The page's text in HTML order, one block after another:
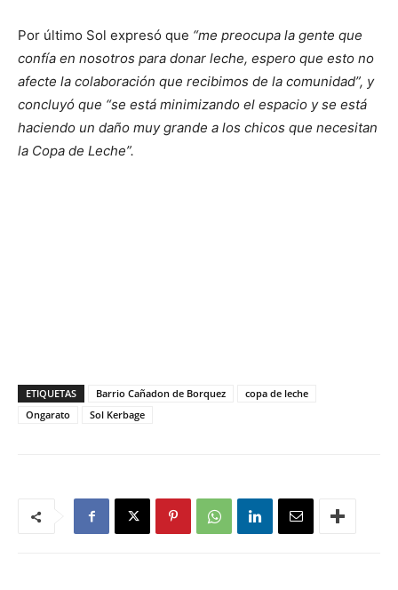
Por último Sol expresó que “me preocupa la gente que
confía en nosotros para donar leche, espero que esto no
afecte la colaboración que recibimos de la comunidad”, y
concluyó que “se está minimizando el espacio y se está
haciendo un daño muy grande a los chicos que necesitan
la Copa de Leche”.
ETIQUETAS Barrio Cañadon de Borquez
copa de leche
Ongarato
Sol Kerbage